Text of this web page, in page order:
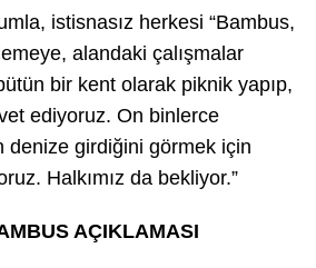
istisnasız herkesi “Bambus,
alandaki çalışmalar
bir kent olarak piknik yapıp,
ediyoruz. On binlerce
denize girdiğini görmek için
Halkımız da bekliyor.”
AÇIKLAMASI